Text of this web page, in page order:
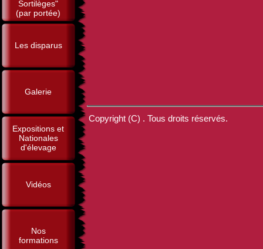
Sortilèges"
(par portée)
Les disparus
Galerie
Expositions et
Nationales
d'élevage
Vidéos
Nos
formations
Copyright (C) . Tous droits réservés.